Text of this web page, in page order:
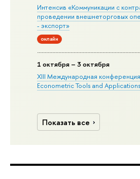
Интенсив «Коммуникации с
проведении внешнеторговых
- экспорт»
онлайн
1 октября – 3 октября
XIII Международная
Econometric Tools and
Показать все